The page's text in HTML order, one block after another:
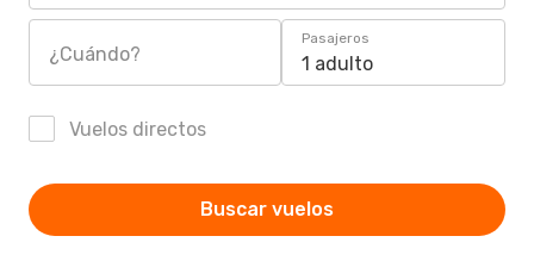
¿Cuándo?
Pasajeros
1 adulto
Vuelos directos
Buscar vuelos